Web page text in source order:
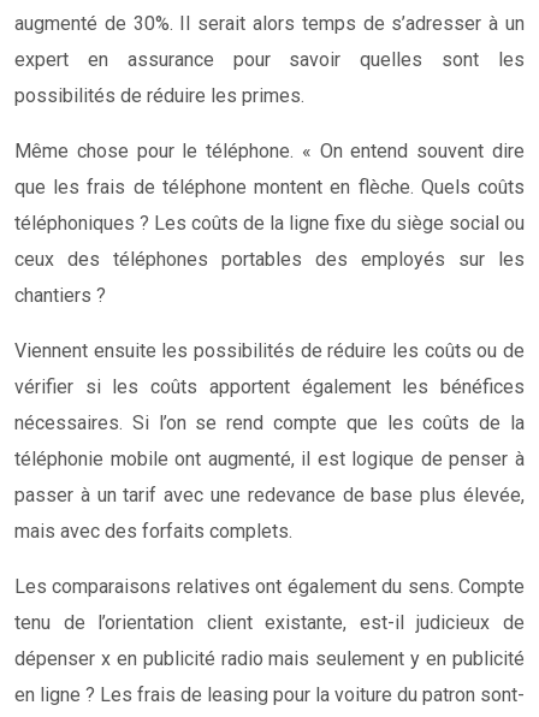
augmenté de 30%. Il serait alors temps de s’adresser à un
expert en assurance pour savoir quelles sont les
possibilités de réduire les primes.
Même chose pour le téléphone. « On entend souvent dire
que les frais de téléphone montent en flèche. Quels coûts
téléphoniques ? Les coûts de la ligne fixe du siège social ou
ceux des téléphones portables des employés sur les
chantiers ?
Viennent ensuite les possibilités de réduire les coûts ou de
vérifier si les coûts apportent également les bénéfices
nécessaires. Si l’on se rend compte que les coûts de la
téléphonie mobile ont augmenté, il est logique de penser à
passer à un tarif avec une redevance de base plus élevée,
mais avec des forfaits complets.
Les comparaisons relatives ont également du sens. Compte
tenu de l’orientation client existante, est-il judicieux de
dépenser x en publicité radio mais seulement y en publicité
en ligne ? Les frais de leasing pour la voiture du patron sont-